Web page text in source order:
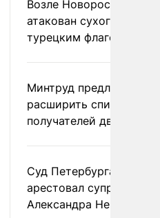
Возле Новороссийска
атакован сухогруз под
турецким флагом
Минтруд предложил
расширить список
получателей двух
Суд Петербурга заочно
арестовал супругу
Александра Невзорова